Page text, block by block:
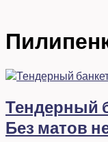
Тендерный
Без матов